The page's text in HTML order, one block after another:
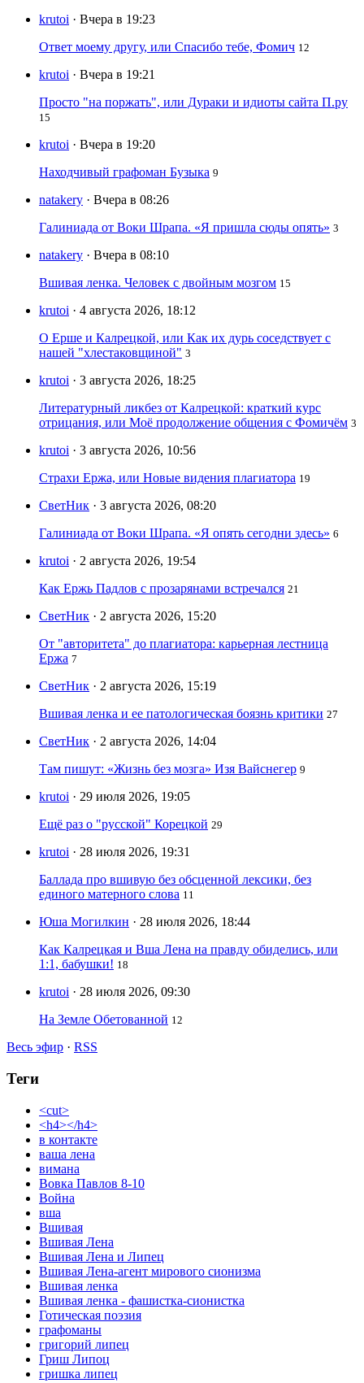
krutoi · Вчера в 19:23
Ответ моему другу, или Спасибо тебе, Фомич 12
krutoi · Вчера в 19:21
Просто "на поржать", или Дураки и идиоты сайта П.ру
15
krutoi · Вчера в 19:20
Находчивый графоман Бузыка 9
natakery · Вчера в 08:26
Галиниада от Воки Шрапа. «Я пришла сюды опять» 3
natakery · Вчера в 08:10
Вшивая ленка. Человек с двойным мозгом 15
krutoi · 4 августа 2026, 18:12
О Ерше и Калрецкой, или Как их дурь соседствует с
нашей "хлестаковщиной" 3
krutoi · 3 августа 2026, 18:25
Литературный ликбез от Калрецкой: краткий курс
отрицания, или Моё продолжение общения с Фомичём 3
krutoi · 3 августа 2026, 10:56
Страхи Ержа, или Новые видения плагиатора 19
СветНик · 3 августа 2026, 08:20
Галиниада от Воки Шрапа. «Я опять сегодни здесь» 6
krutoi · 2 августа 2026, 19:54
Как Ержь Падлов с прозарянами встречался 21
СветНик · 2 августа 2026, 15:20
От "авторитета" до плагиатора: карьерная лестница
Ержа 7
СветНик · 2 августа 2026, 15:19
Вшивая ленка и ее патологическая боязнь критики 27
СветНик · 2 августа 2026, 14:04
Там пишут: «Жизнь без мозга» Изя Вайснегер 9
krutoi · 29 июля 2026, 19:05
Ещё раз о "русской" Корецкой 29
krutoi · 28 июля 2026, 19:31
Баллада про вшивую без обсценной лексики, без
единого матерного слова 11
Юша Могилкин · 28 июля 2026, 18:44
Как Калрецкая и Вша Лена на правду обиделись, или
1:1, бабушки! 18
krutoi · 28 июля 2026, 09:30
На Земле Обетованной 12
Весь эфир · RSS
Теги
<cut>
<h4></h4>
в контакте
ваша лена
вимана
Вовка Павлов 8-10
Война
вша
Вшивая
Вшивая Лена
Вшивая Лена и Липец
Вшивая Лена-агент мирового сионизма
Вшивая ленка
Вшивая ленка - фашистка-сионистка
Готическая поэзия
графоманы
григорий липец
Гриш Липоц
гришка липец